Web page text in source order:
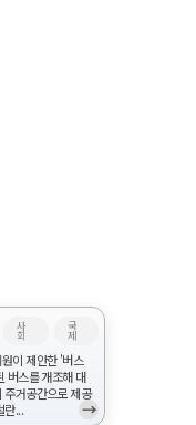
사
회
국
제
이 제안한 '버스
버스를 개조해 대
주거공간으로 제공
란...
→